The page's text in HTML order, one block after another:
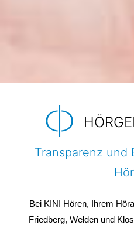
Transparenz und
Bei KINI Hören, Ihrem
Friedberg, Welden und